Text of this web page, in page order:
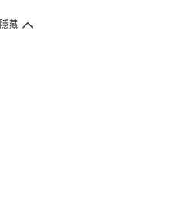
隱藏